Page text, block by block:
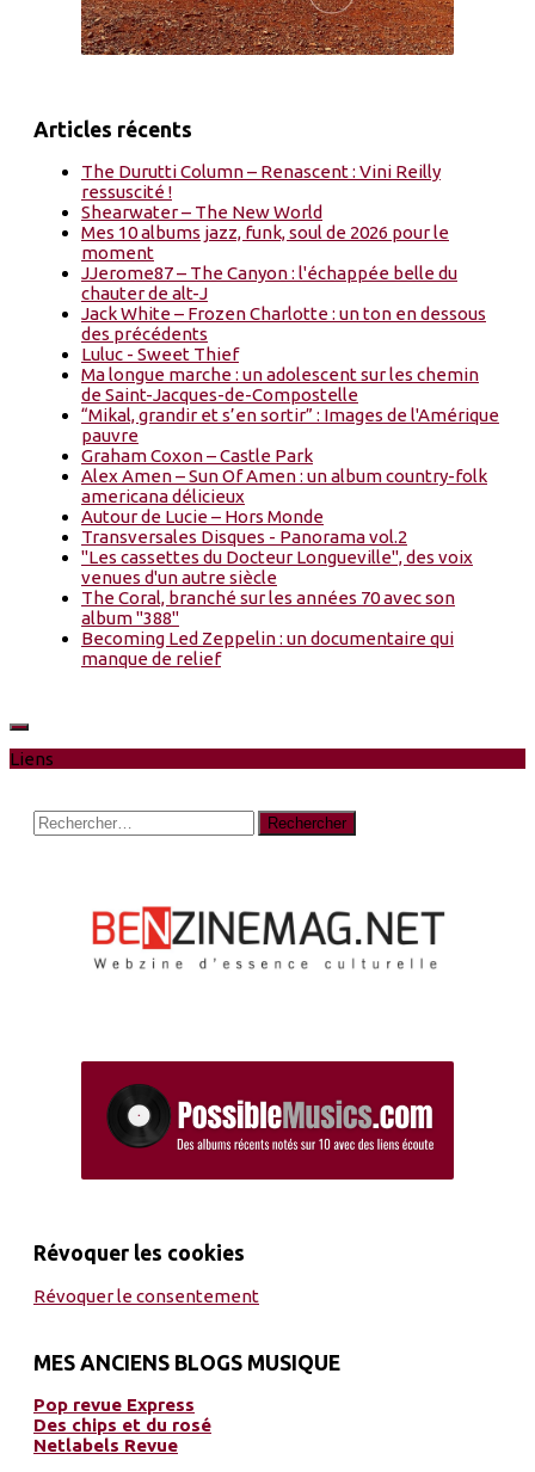
Articles récents
The Durutti Column – Renascent : Vini Reilly
ressuscité !
Shearwater – The New World
Mes 10 albums jazz, funk, soul de 2026 pour le
moment
JJerome87 – The Canyon : l'échappée belle du
chauter de alt-J
Jack White – Frozen Charlotte : un ton en dessous
des précédents
Luluc - Sweet Thief
Ma longue marche : un adolescent sur les chemin
de Saint-Jacques-de-Compostelle
“Mikal, grandir et s’en sortir” : Images de l'Amérique
pauvre
Graham Coxon – Castle Park
Alex Amen – Sun Of Amen : un album country-folk
americana délicieux
Autour de Lucie – Hors Monde
Transversales Disques - Panorama vol.2
"Les cassettes du Docteur Longueville", des voix
venues d'un autre siècle
The Coral, branché sur les années 70 avec son
album "388"
Becoming Led Zeppelin : un documentaire qui
manque de relief
Liens
Rechercher :
Révoquer les cookies
Révoquer le consentement
MES ANCIENS BLOGS MUSIQUE
Pop revue Express
Des chips et du rosé
Netlabels Revue